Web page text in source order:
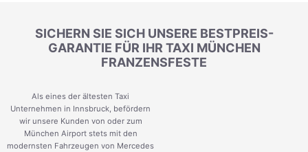
SICHERN SIE SICH UNSERE BESTPREIS-
GARANTIE FÜR IHR TAXI MÜNCHEN
FRANZENSFESTE
Als eines der ältesten Taxi
Unternehmen in Innsbruck, befördern
wir unsere Kunden von oder zum
München Airport stets mit den
modernsten Fahrzeugen von Mercedes